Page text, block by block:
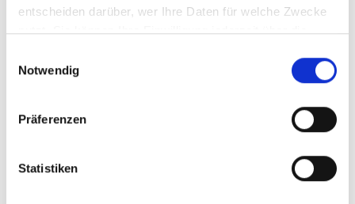
entscheiden darüber, wer Ihre Daten für welche Zwecke
nutzt. Sie können Ihre Einwilligung jederzeit über die
Trigger Symbol ändern oder widerrufen
Informationen über Ihre geografische Lage
können
Notwendig
Präferenzen
Statistiken
Hygiene & Sicherheit
Literatur